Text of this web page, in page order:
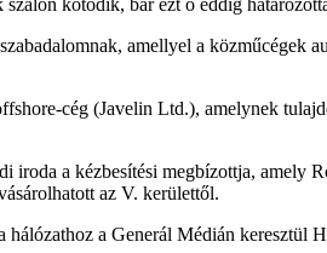
amellyel a közműcégek
cég (Javelin Ltd.), amelynek
iroda a kézbesítési megbízottja, amely
az V. kerülettől.
a Generál Médián keresztül